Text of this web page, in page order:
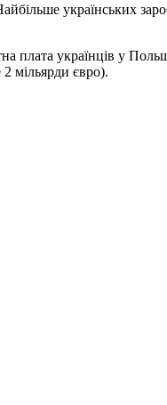
українських
плата українців у
мільярди євро).